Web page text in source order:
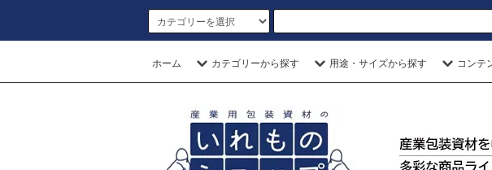
ホーム カテゴリーから探す 用途・サイズから探す コンテ